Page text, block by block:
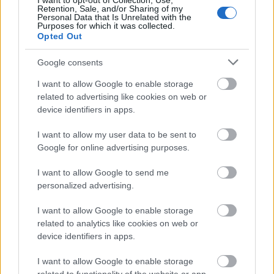
Retention, Sale, and/or Sharing of my
Personal Data that Is Unrelated with the
Purposes for which it was collected.
Opted Out
Google consents
I want to allow Google to enable storage
related to advertising like cookies on web or
device identifiers in apps.
I want to allow my user data to be sent to
Google for online advertising purposes.
I want to allow Google to send me
personalized advertising.
I want to allow Google to enable storage
related to analytics like cookies on web or
device identifiers in apps.
I want to allow Google to enable storage
Υφυπουργός: Ιάσονας Φωτήλας
Υπουργός: Θάνος Πλεύρης
Υφυπουργός: Σέβη Βολουδάκη
ΥΠΟΥΡΓΕΙΟ ΚΟΙΝΩΝΙΚΗΣ ΣΥΝΟΧΗΣ ΚΑΙ
Υφυπουργός: Έλενα Ράπτη
ΥΠΟΥΡΓΕΙΟ ΑΓΡΟΤΙΚΗΣ ΑΝΑΠΤΥΞΗΣ ΚΑΙ